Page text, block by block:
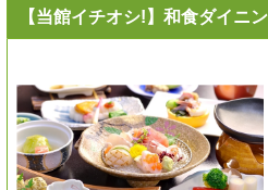
【当館イチオシ!】和食ダイニ